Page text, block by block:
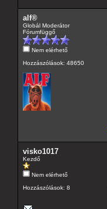
alf®
Globál Moderátor
Fórumfüggő
Nem elérhető
Hozzászólások: 48650
visko1017
Kezdő
Nem elérhető
Hozzászólások: 8